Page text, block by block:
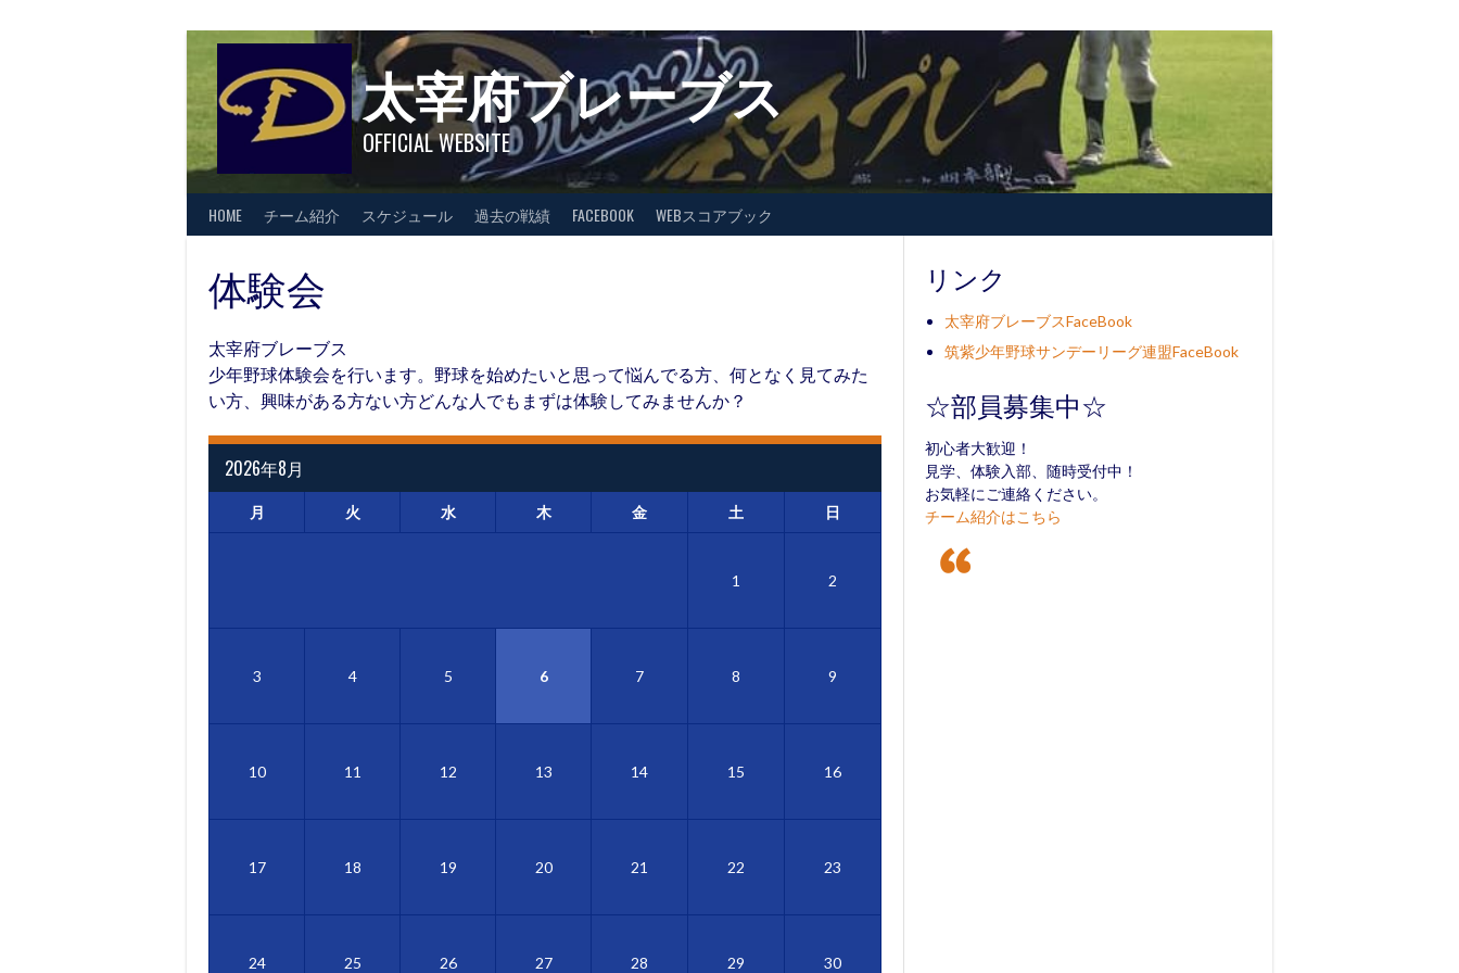
太宰府ブレーブス
OFFICIAL WEBSITE
HOME チーム紹介 スケジュール 過去の戦績 FACEBOOK WEBスコアブック
体験会
太宰府ブレーブス
少年野球体験会を行います。野球を始めたいと思って悩んでる方、何となく見てみた
い方、興味がある方ない方どんな人でもまずは体験してみませんか？
2026年8月
月 火 水 木 金 土 日
1 2
3 4 5 6 7 8 9
10 11 12 13 14 15 16
17 18 19 20 21 22 23
24 25 26 27 28 29 30
リンク
太宰府ブレーブスFaceBook
筑紫少年野球サンデーリーグ連盟FaceBook
☆部員募集中☆
初心者大歓迎！
見学、体験入部、随時受付中！
お気軽にご連絡ください。
チーム紹介はこちら